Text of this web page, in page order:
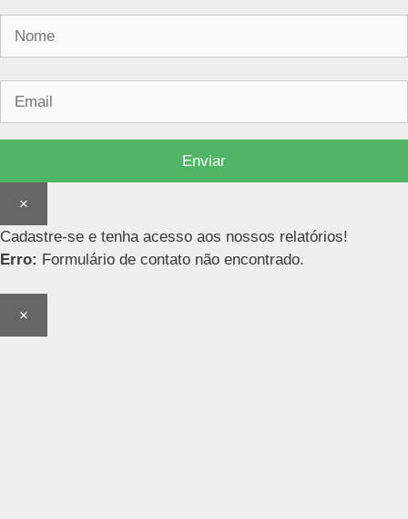
×
Cadastre-se e tenha acesso aos nossos relatórios!
Erro: Formulário de contato não encontrado.
×